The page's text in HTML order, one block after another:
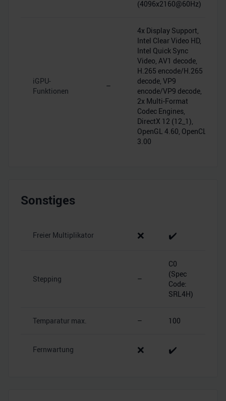
(4096x2160@60Hz)
iGPU-
Funktionen
–
4x Display Support,
Intel Clear Video HD,
Intel Quick Sync
Video, AV1 decode,
H.265 encode/H.265
decode, VP9
encode/VP9 decode,
2x Multi-Format
Codec Engines,
DirectX 12 (12_1),
OpenGL 4.60, OpenCL
3.00
Sonstiges
Freier Multiplikator ❌ ✔️
Stepping –
C0
(Spec
Code:
SRL4H)
Temparatur max. – 100
Fernwartung ❌ ✔️